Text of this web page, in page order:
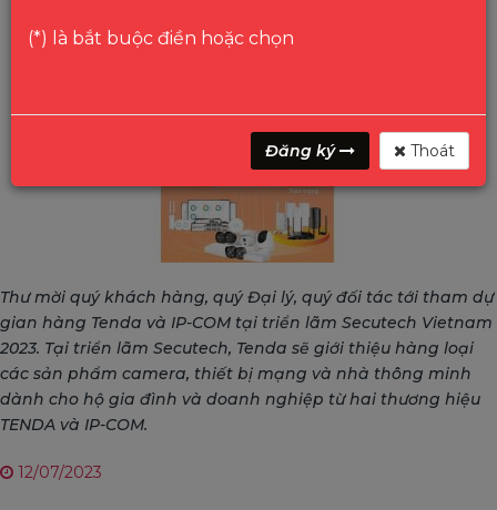
Thư mời quý khách hàng, quý Đại lý, quý đối tác tới tham dự
gian hàng Tenda và IP-COM tại triển lãm Secutech Vietnam
2023. Tại triển lãm Secutech, Tenda sẽ giới thiệu hàng loại
các sản phẩm camera, thiết bị mạng và nhà thông minh
dành cho hộ gia đình và doanh nghiệp từ hai thương hiệu
TENDA và IP-COM.
12/07/2023
(*) là bắt buộc điền hoặc chọn
Đăng ký Thoát